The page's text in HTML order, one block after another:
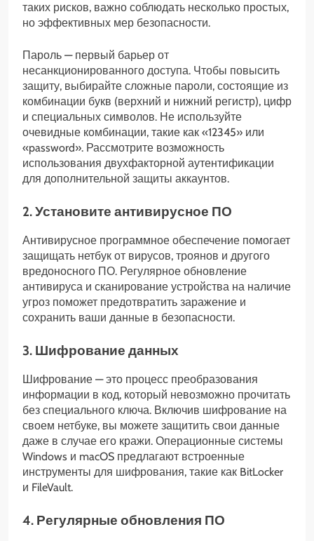
таких рисков, важно соблюдать несколько простых,
но эффективных мер безопасности.
Пароль — первый барьер от
несанкционированного доступа. Чтобы повысить
защиту, выбирайте сложные пароли, состоящие из
комбинации букв (верхний и нижний регистр), цифр
и специальных символов. Не используйте
очевидные комбинации, такие как «12345» или
«password». Рассмотрите возможность
использования двухфакторной аутентификации
для дополнительной защиты аккаунтов.
2. Установите антивирусное ПО
Антивирусное программное обеспечение помогает
защищать нетбук от вирусов, троянов и другого
вредоносного ПО. Регулярное обновление
антивируса и сканирование устройства на наличие
угроз поможет предотвратить заражение и
сохранить ваши данные в безопасности.
3. Шифрование данных
Шифрование — это процесс преобразования
информации в код, который невозможно прочитать
без специального ключа. Включив шифрование на
своем нетбуке, вы можете защитить свои данные
даже в случае его кражи. Операционные системы
Windows и macOS предлагают встроенные
инструменты для шифрования, такие как BitLocker
и FileVault.
4. Регулярные обновления ПО